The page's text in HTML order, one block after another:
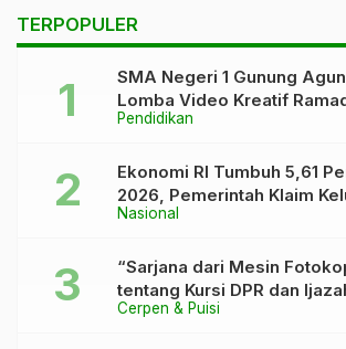
Pernah Tersalurkannya
Dana CSR
TERPOPULER
Pendidikan
SMA Negeri 1 Gunung
Lomba Video Kreatif
Asah Bakat dan Pererat
Nasional
Ekonomi RI Tumbuh 5,61
2026, Pemerintah Klaim
“Kutukan” 5 Persen
Cerpen & Puisi
“Sarjana dari Mesin
tentang Kursi DPR dan
Rapi”